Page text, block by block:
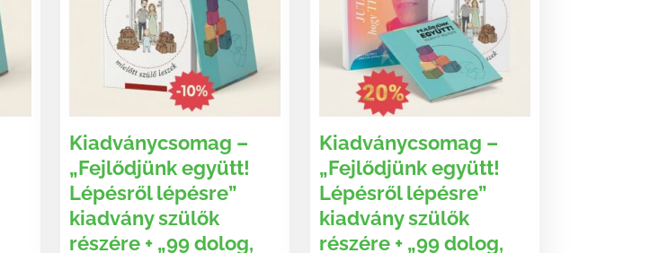
Kiadványcsomag –
„Fejlődjünk együtt!
Lépésről lépésre”
kiadvány szülők
részére + „99 dolog,
Kiadványcsomag –
„Fejlődjünk együtt!
Lépésről lépésre”
kiadvány szülők
részére + „99 dolog,